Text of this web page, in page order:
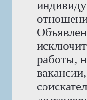
работы,